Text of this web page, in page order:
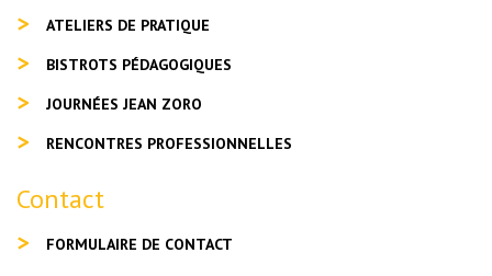
ATELIERS DE PRATIQUE
BISTROTS PÉDAGOGIQUES
JOURNÉES JEAN ZORO
RENCONTRES PROFESSIONNELLES
Contact
FORMULAIRE DE CONTACT